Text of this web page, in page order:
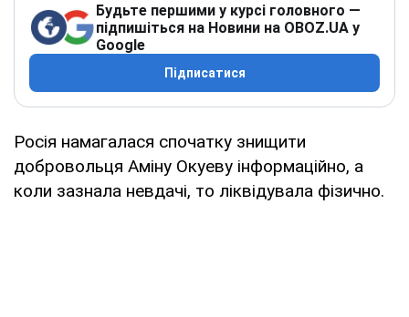
Будьте першими у курсі головного —
підпишіться на Новини на OBOZ.UA у
Google
Підписатися
Росія намагалася спочатку знищити
добровольця Аміну Окуеву інформаційно, а
коли зазнала невдачі, то ліквідувала фізично.